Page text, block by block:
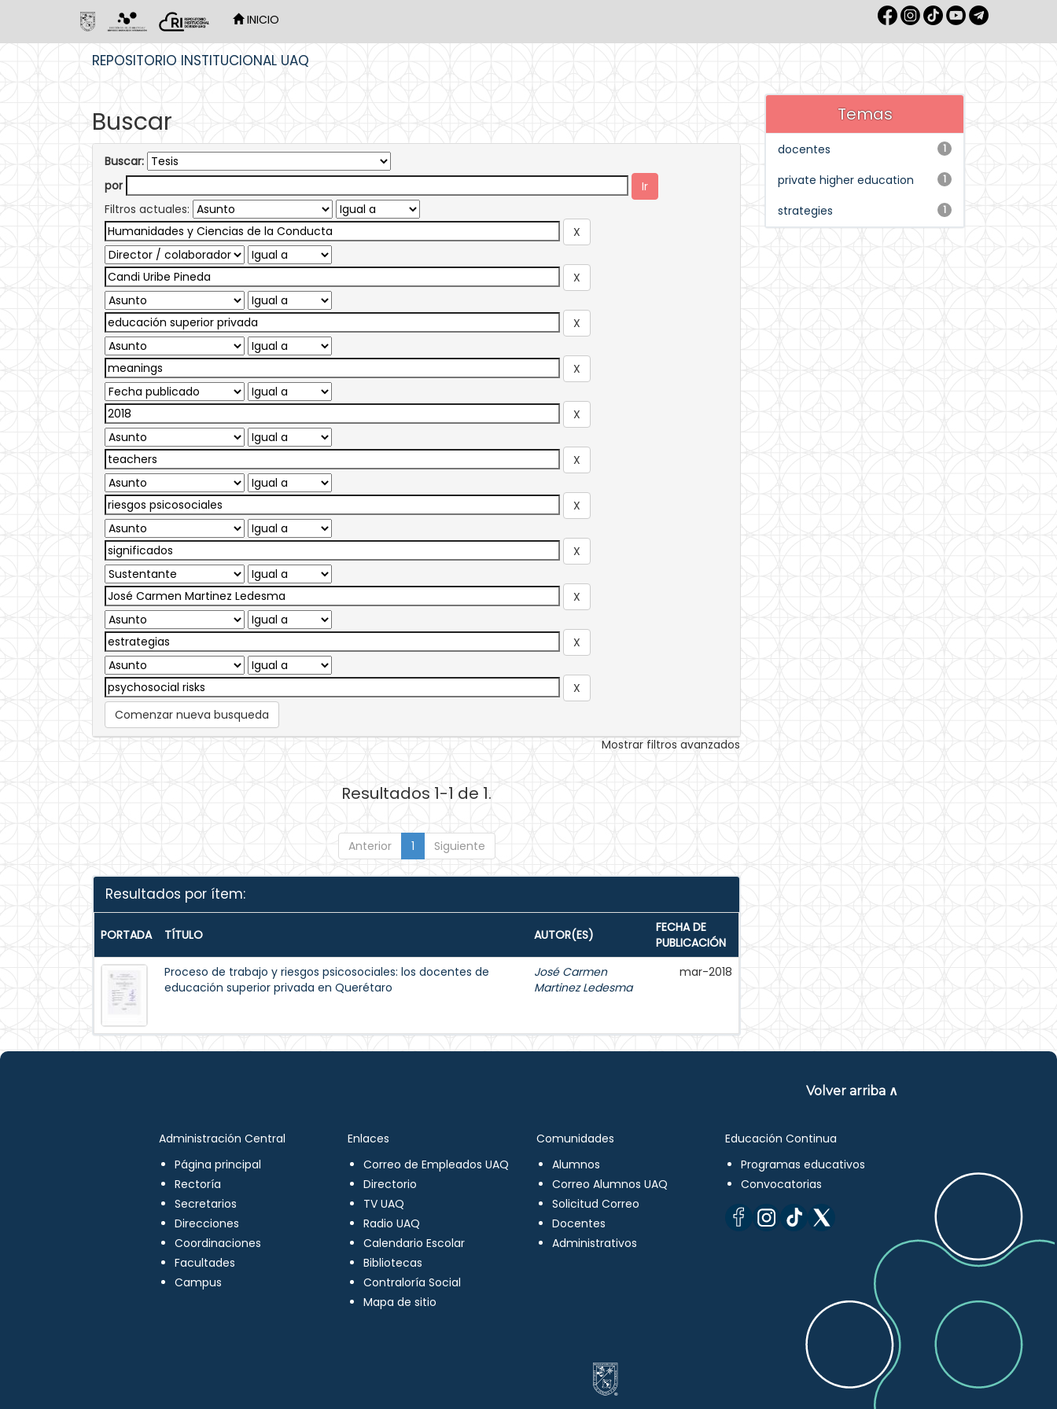
INICIO
REPOSITORIO INSTITUCIONAL UAQ
Buscar
Buscar:
por
Filtros actuales:
Comenzar nueva busqueda
Mostrar filtros avanzados
Resultados 1-1 de 1.
Anterior 1 Siguiente
Resultados por ítem:
PORTADA TÍTULO AUTOR(ES)
FECHA DE
PUBLICACIÓN
Proceso de trabajo y riesgos psicosociales: los docentes de
educación superior privada en Querétaro
José Carmen
Martinez Ledesma
mar-2018
Temas
1
docentes
1
private higher education
1
strategies
Volver arriba ∧
Administración Central
Página principal
Rectoría
Secretarios
Direcciones
Coordinaciones
Facultades
Campus
Enlaces
Correo de Empleados UAQ
Directorio
TV UAQ
Radio UAQ
Calendario Escolar
Bibliotecas
Contraloría Social
Mapa de sitio
Comunidades
Alumnos
Correo Alumnos UAQ
Solicitud Correo
Docentes
Administrativos
Educación Continua
Programas educativos
Convocatorias